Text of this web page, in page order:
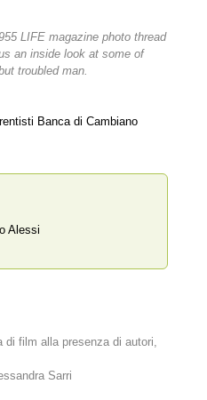
LIFE magazine photo thread
an inside look at some of
troubled man.
Banca di Cambiano
Alessi
film alla presenza di autori,
Sarri